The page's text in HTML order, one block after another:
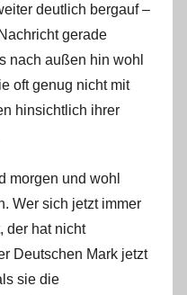
deutlich bergauf –
gerade
nach außen hin wohl
oft genug nicht mit
hinsichtlich ihrer
morgen und wohl
Wer sich jetzt immer
der hat nicht
Deutschen Mark jetzt
sie die